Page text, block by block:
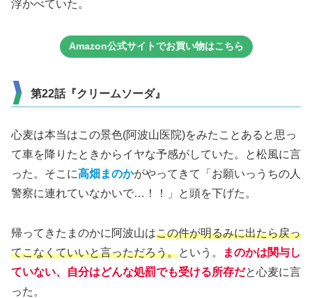
浮かべていた。
Amazon公式サイトでお買い物はこちら
第22話『クリームソーダ』
心麦は本当はこの景色(阿波山医院)をみたことあると思っ
て車を降りたときからイヤな予感がしていた。と松風に言
った。そこに高畑まのかがやってきて「お願いっうちの人
警察に連れていなかいで…！！」と頭を下げた。
帰ってきたまのかに阿波山はこの件が明るみに出たら戻っ
てこなくていいと言っただろう。という。
まのかは関与し
ていない、自分はどんな処罰でも受ける所存だと心麦に言
った。